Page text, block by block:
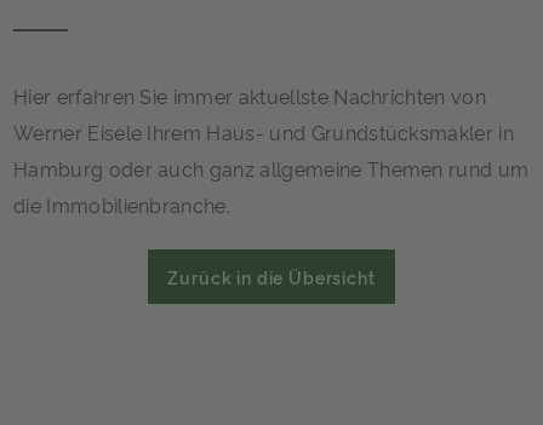
Hier erfahren Sie immer aktuellste Nachrichten von
Werner Eisele Ihrem Haus- und Grundstücksmakler in
Hamburg oder auch ganz allgemeine Themen rund um
die Immobilienbranche.
Zurück in die Übersicht